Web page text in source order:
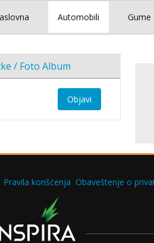
Automobili Gume
/ Foto Album
Objavi
Pravila korišćenja Obaveštenje o